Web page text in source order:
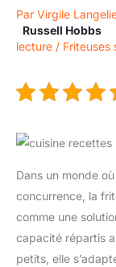
Par Virgile
Russell Hobbs
lecture / Friteuses
Dans un monde
concurrence, la
comme une
capacité répartis
petits, elle